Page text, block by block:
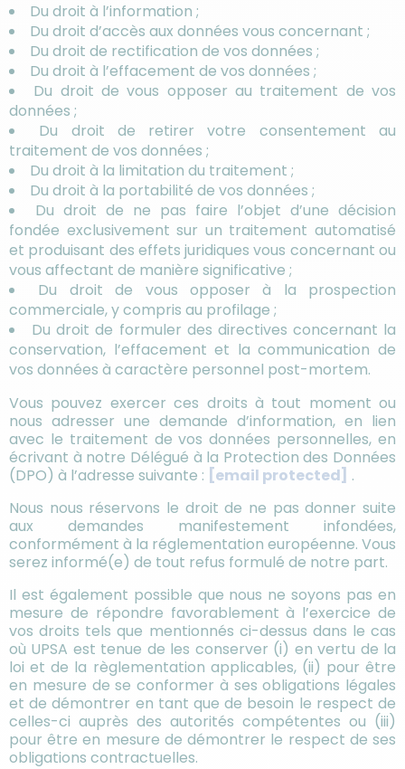
Du droit à l’information ;
Du droit d’accès aux données vous concernant ;
Du droit de rectification de vos données ;
Du droit à l’effacement de vos données ;
Du droit de vous opposer au traitement de vos
données ;
Du droit de retirer votre consentement au
traitement de vos données ;
Du droit à la limitation du traitement ;
Du droit à la portabilité de vos données ;
Du droit de ne pas faire l’objet d’une décision
fondée exclusivement sur un traitement automatisé
et produisant des effets juridiques vous concernant ou
vous affectant de manière significative ;
Du droit de vous opposer à la prospection
commerciale, y compris au profilage ;
Du droit de formuler des directives concernant la
conservation, l’effacement et la communication de
vos données à caractère personnel post-mortem.
Vous pouvez exercer ces droits à tout moment ou
nous adresser une demande d’information, en lien
avec le traitement de vos données personnelles, en
écrivant à notre Délégué à la Protection des Données
(DPO) à l’adresse suivante : [email protected] .
Nous nous réservons le droit de ne pas donner suite
aux demandes manifestement infondées,
conformément à la réglementation européenne. Vous
serez informé(e) de tout refus formulé de notre part.
Il est également possible que nous ne soyons pas en
mesure de répondre favorablement à l’exercice de
vos droits tels que mentionnés ci-dessus dans le cas
où UPSA est tenue de les conserver (i) en vertu de la
loi et de la règlementation applicables, (ii) pour être
en mesure de se conformer à ses obligations légales
et de démontrer en tant que de besoin le respect de
celles-ci auprès des autorités compétentes ou (iii)
pour être en mesure de démontrer le respect de ses
obligations contractuelles.